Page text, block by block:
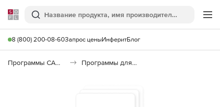
Softline
Поиск
8 (800) 200-08-60Запрос ценыИнферитБлог
Программы САПР и ГИС Программы для документооборота